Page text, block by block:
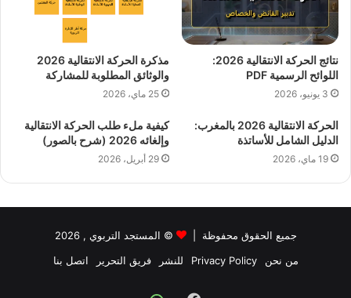
نتائج الحركة الانتقالية 2026:
اللوائح الرسمية PDF
3 يونيو، 2026
مذكرة الحركة الانتقالية 2026
والوثائق المطلوبة للمشاركة
25 ماي، 2026
الحركة الانتقالية 2026 بالمغرب:
الدليل الشامل للأساتذة
19 ماي، 2026
كيفية ملء طلب الحركة الانتقالية
وإلغائه 2026 (شرح بالصور)
29 أبريل، 2026
جميع الحقوق محفوظة | © المستجد التربوي , 2026
من نحن
Privacy Policy للنشر فريق التحرير اتصل بنا